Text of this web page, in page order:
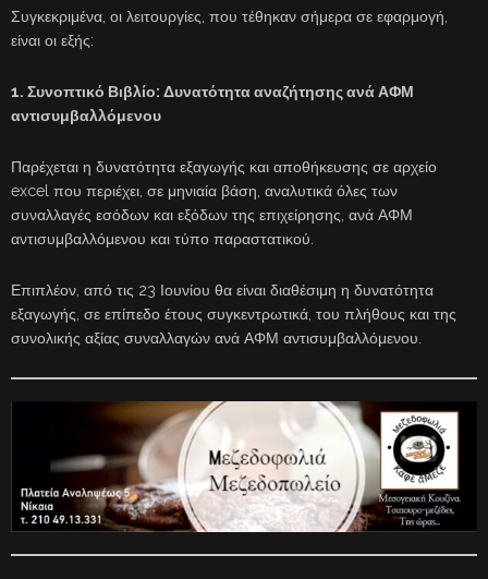
Συγκεκριμένα, οι λειτουργίες, που τέθηκαν σήμερα σε εφαρμογή,
είναι οι εξής:
1. Συνοπτικό Βιβλίο: Δυνατότητα αναζήτησης ανά ΑΦΜ
αντισυμβαλλόμενου
Παρέχεται η δυνατότητα εξαγωγής και αποθήκευσης σε αρχείο
excel που περιέχει, σε μηνιαία βάση, αναλυτικά όλες των
συναλλαγές εσόδων και εξόδων της επιχείρησης, ανά ΑΦΜ
αντισυμβαλλόμενου και τύπο παραστατικού.
Επιπλέον, από τις 23 Ιουνίου θα είναι διαθέσιμη η δυνατότητα
εξαγωγής, σε επίπεδο έτους συγκεντρωτικά, του πλήθους και της
συνολικής αξίας συναλλαγών ανά ΑΦΜ αντισυμβαλλόμενου.